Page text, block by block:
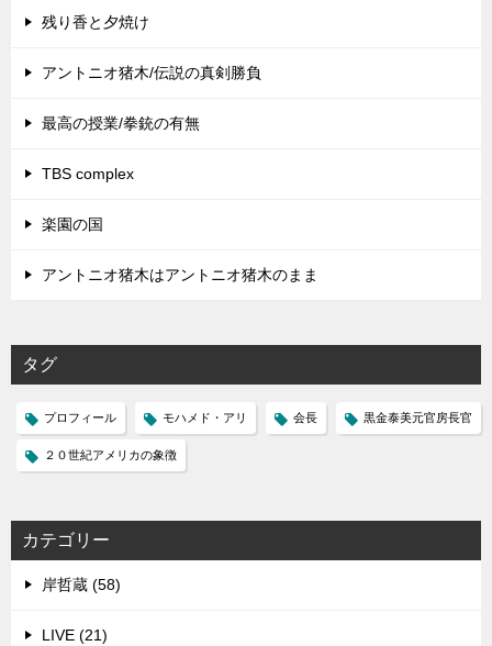
残り香と夕焼け
アントニオ猪木/伝説の真剣勝負
最高の授業/拳銃の有無
TBS complex
楽園の国
アントニオ猪木はアントニオ猪木のまま
タグ
プロフィール モハメド・アリ 会長 黒金泰美元官房長官
２０世紀アメリカの象徴
カテゴリー
岸哲蔵 (58)
LIVE (21)